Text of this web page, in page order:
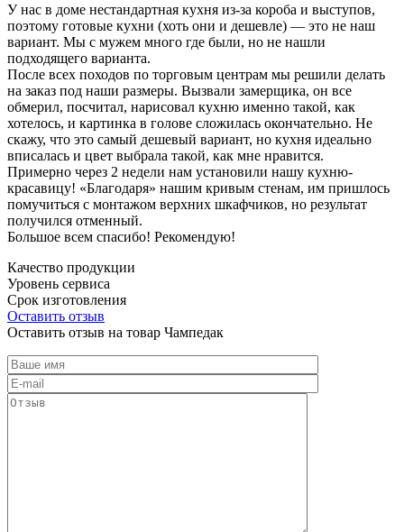
У нас в доме нестандартная кухня из-за короба и выступов,
поэтому готовые кухни (хоть они и дешевле) — это не наш
вариант. Мы с мужем много где были, но не нашли
подходящего варианта.
После всех походов по торговым центрам мы решили делать
на заказ под наши размеры. Вызвали замерщика, он все
обмерил, посчитал, нарисовал кухню именно такой, как
хотелось, и картинка в голове сложилась окончательно. Не
скажу, что это самый дешевый вариант, но кухня идеально
вписалась и цвет выбрала такой, как мне нравится.
Примерно через 2 недели нам установили нашу кухню-
красавицу! «Благодаря» нашим кривым стенам, им пришлось
помучиться с монтажом верхних шкафчиков, но результат
получился отменный.
Большое всем спасибо! Рекомендую!
Качество продукции
Уровень сервиса
Срок изготовления
Оставить отзыв
Оставить отзыв на товар Чампедак